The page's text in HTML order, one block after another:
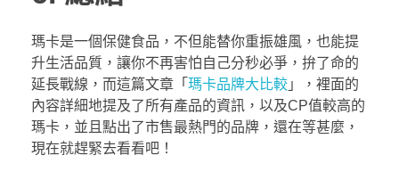
瑪卡是一個保健食品，不但能替你重振雄風，也能提
升生活品質，讓你不再害怕自己分秒必爭，拚了命的
延長戰線，而這篇文章「 瑪卡品牌大比較 」，裡面的
內容詳細地提及了所有產品的資訊，以及CP值較高的
瑪卡，並且點出了市售最熱門的品牌，還在等甚麼，
現在就趕緊去看看吧！